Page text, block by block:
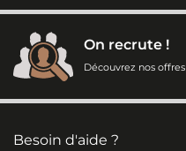
On recrute !
Découvrez nos offres
Besoin d'aide ?